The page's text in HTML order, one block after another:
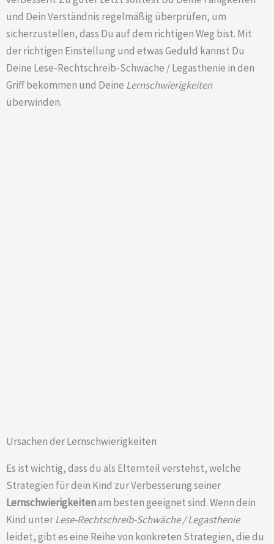
und Dein Verständnis regelmäßig überprüfen, um
sicherzustellen, dass Du auf dem richtigen Weg bist. Mit
der richtigen Einstellung und etwas Geduld kannst Du
Deine Lese-Rechtschreib-Schwäche / Legasthenie in den
Griff bekommen und Deine Lernschwierigkeiten
überwinden.
Ursachen der Lernschwierigkeiten
Es ist wichtig, dass du als Elternteil verstehst, welche
Strategien für dein Kind zur Verbesserung seiner
Lernschwierigkeitenam besten geeignet sind. Wenn dein
Kind unterLese-Rechtschreib-Schwäche / Legasthenie
leidet, gibt es eine Reihe von konkreten Strategien, die du